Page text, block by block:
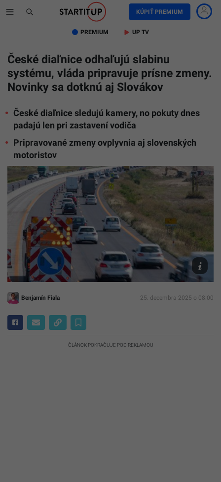
KÚPIŤ PREMIUM
PREMIUM UP TV
České diaľnice odhaľujú slabinu
systému, vláda pripravuje prísne zmeny.
Novinky sa dotknú aj Slovákov
České diaľnice sledujú kamery, no pokuty dnes
padajú len pri zastavení vodiča
Pripravované zmeny ovplyvnia aj slovenských
motoristov
foto
TASR/
Erd
Benjamín Fiala 25. decembra 2025 o 08:00
ČLÁNOK POKRAČUJE POD REKLAMOU